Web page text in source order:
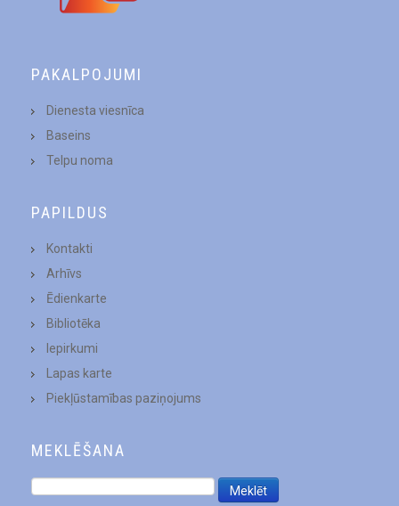
PAKALPOJUMI
Dienesta viesnīca
Baseins
Telpu noma
PAPILDUS
Kontakti
Arhīvs
Ēdienkarte
Bibliotēka
Iepirkumi
Lapas karte
Piekļūstamības paziņojums
MEKLĒŠANA